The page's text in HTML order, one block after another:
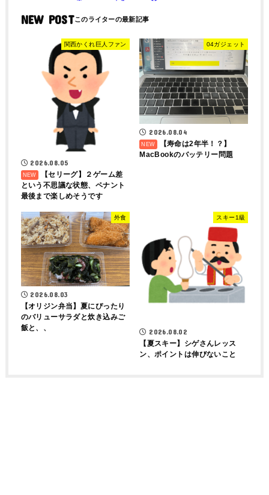
NEW POST
関西かくれ巨人ファン
2026.08.05
【セリーグ】２ゲーム差
という不思議な状態、ペナント
最後まで楽しめそうです
04ガジェット
2026.08.04
【寿命は2年半！？】
MacBookのバッテリー問題
外食
2026.08.03
【オリジン弁当】夏にぴったり
のバリューサラダと炊き込みご
飯と、、
スキー1級
2026.08.02
【夏スキー】シゲさんレッス
ン、ポイントは伸びないこと